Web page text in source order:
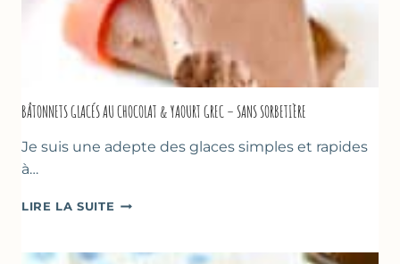
BÂTONNETS GLACÉS AU CHOCOLAT & YAOURT GREC – SANS SORBETIÈRE
Je suis une adepte des glaces simples et rapides
à…
LIRE LA SUITE BÂTONNETS
CHOCOLAT